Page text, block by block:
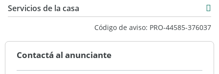
100 m2
Servicios de la casa
Código de aviso: PRO-44585-376037
Contactá al anunciante